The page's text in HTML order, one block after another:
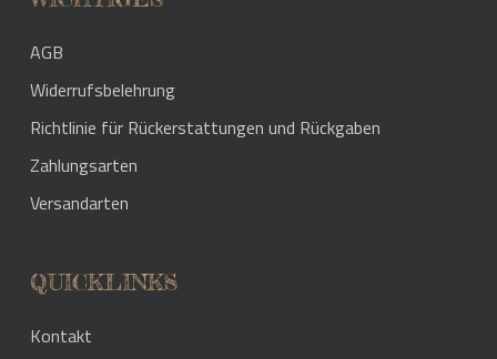
AGB
Widerrufsbelehrung
Richtlinie für Rückerstattungen und Rückgaben
Zahlungsarten
Versandarten
QUICKLINKS
Kontakt